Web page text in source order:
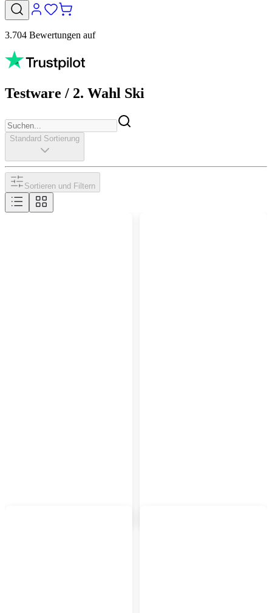
3.704 Bewertungen auf
Testware / 2. Wahl Ski
Standard Sortierung
Sortieren und Filtern